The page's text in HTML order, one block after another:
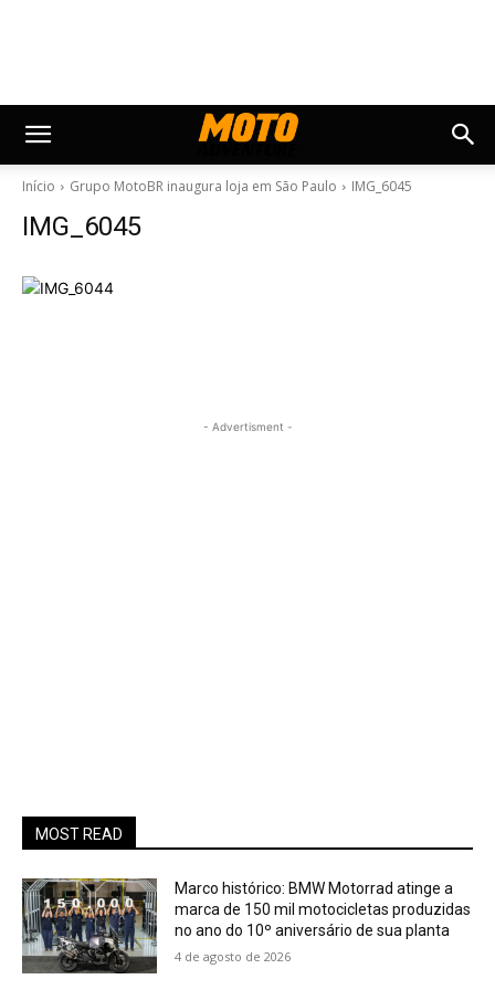
Início Grupo MotoBR inaugura loja em São Paulo IMG_6045
IMG_6045
- Advertisment -
MOST READ
Marco histórico: BMW Motorrad atinge a
marca de 150 mil motocicletas produzidas
no ano do 10º aniversário de sua planta
4 de agosto de 2026